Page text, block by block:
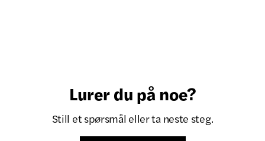
Lurer du på noe?
Still et spørsmål eller ta neste steg.